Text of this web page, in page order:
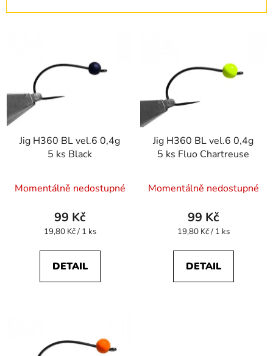
u
k
t
s
p
r
Jig H360 BL vel.6 0,4g
5 ks Black
Momentálně nedostupné
99 Kč
Měrná
19,80 Kč / 1 ks
DETAIL
Jig H360 BL vel.6 0,4g
5 ks Fluo Chartreuse
Momentálně nedostupné
99 Kč
Měrná
19,80 Kč / 1 ks
DETAIL